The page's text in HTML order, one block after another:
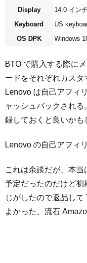
Display
14.0 イン
Keyboard
US
OS DPK
Windows
BTO で購入する際に
ードをそれぞれカス
Lenovo は自己アフィ
ャッシュバックされ
録しておくと良いかも
Lenovo の自己アフィ
これは余談だが、本
予定だったのだけど
じがしたので返品し
よかった、流石